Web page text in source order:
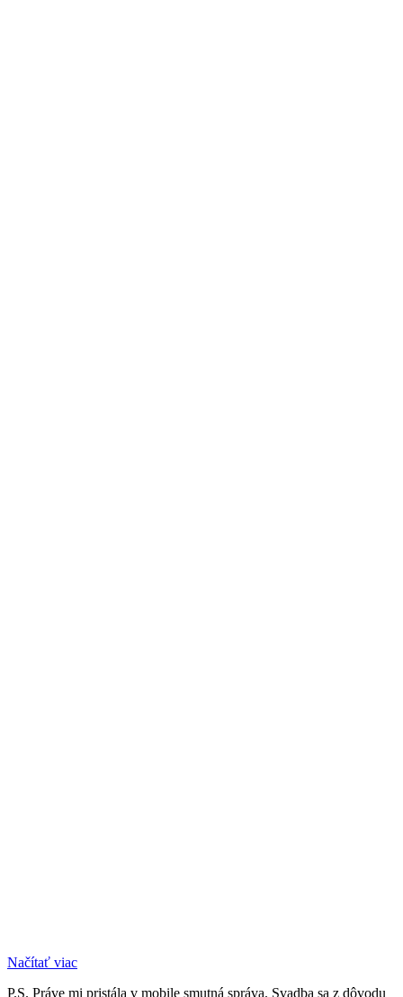
Načítať viac
P.S. Práve mi pristála v mobile smutná správa. Svadba sa z dôvodu